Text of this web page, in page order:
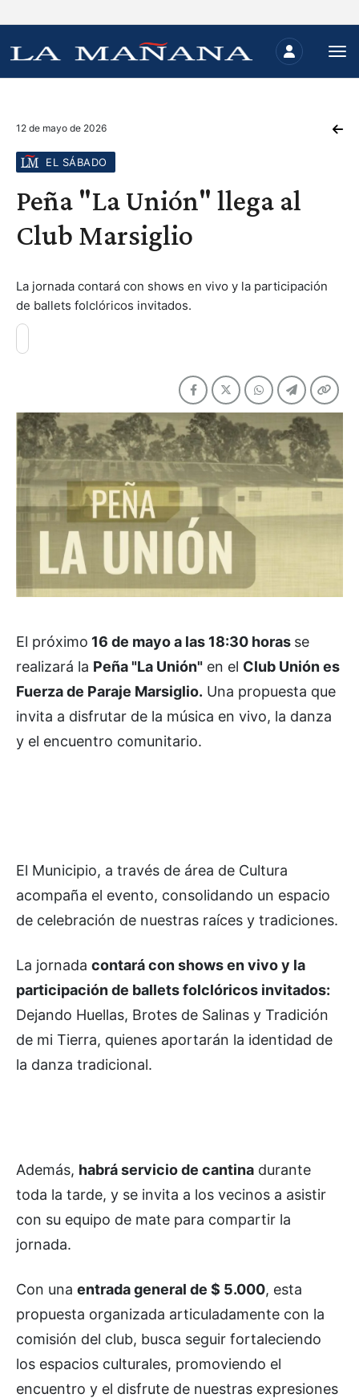
12 de mayo de 2026
EL SÁBADO
Peña "La Unión" llega al
Club Marsiglio
La jornada contará con shows en vivo y la participación
de ballets folclóricos invitados.
El próximo 16 de mayo a las 18:30 horas se
realizará la Peña "La Unión" en el Club Unión es
Fuerza de Paraje Marsiglio. Una propuesta que
invita a disfrutar de la música en vivo, la danza
y el encuentro comunitario.
El Municipio, a través de área de Cultura
acompaña el evento, consolidando un espacio
de celebración de nuestras raíces y tradiciones.
La jornada contará con shows en vivo y la
participación de ballets folclóricos invitados:
Dejando Huellas, Brotes de Salinas y Tradición
de mi Tierra, quienes aportarán la identidad de
la danza tradicional.
Además, habrá servicio de cantina durante
toda la tarde, y se invita a los vecinos a asistir
con su equipo de mate para compartir la
jornada.
Con una entrada general de $ 5.000, esta
propuesta organizada articuladamente con la
comisión del club, busca seguir fortaleciendo
los espacios culturales, promoviendo el
encuentro y el disfrute de nuestras expresiones